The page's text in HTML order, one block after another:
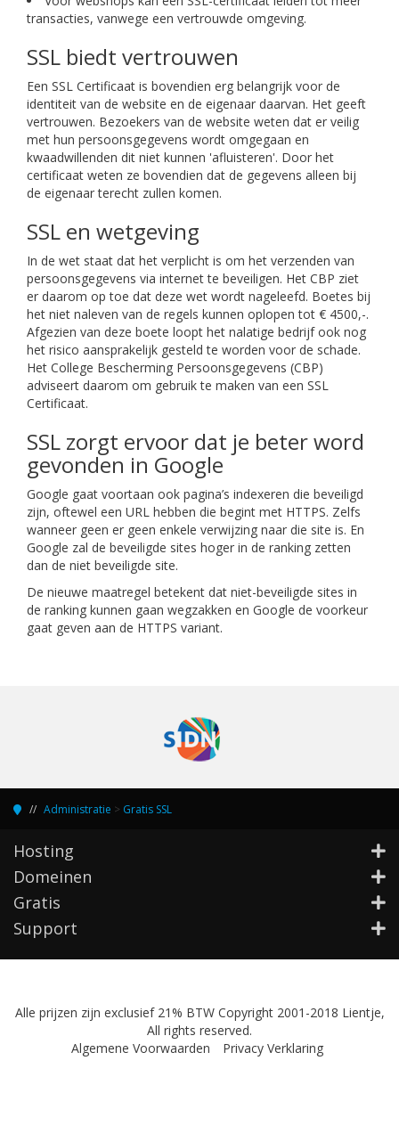
transacties, vanwege een vertrouwde omgeving.
SSL biedt vertrouwen
Een SSL Certificaat is bovendien erg belangrijk voor de
identiteit van de website en de eigenaar daarvan. Het geeft
vertrouwen. Bezoekers van de website weten dat er veilig
met hun persoonsgegevens wordt omgegaan en
kwaadwillenden dit niet kunnen 'afluisteren'. Door het
certificaat weten ze bovendien dat de gegevens alleen bij
de eigenaar terecht zullen komen.
SSL en wetgeving
In de wet staat dat het verplicht is om het verzenden van
persoonsgegevens via internet te beveiligen. Het CBP ziet
er daarom op toe dat deze wet wordt nageleefd. Boetes bij
het niet naleven van de regels kunnen oplopen tot € 4500,-.
Afgezien van deze boete loopt het nalatige bedrijf ook nog
het risico aansprakelijk gesteld te worden voor de schade.
Het College Bescherming Persoonsgegevens (CBP)
adviseert daarom om gebruik te maken van een SSL
Certificaat.
SSL zorgt ervoor dat je beter word
gevonden in Google
Google gaat voortaan ook pagina’s indexeren die beveiligd
zijn, oftewel een URL hebben die begint met HTTPS. Zelfs
wanneer geen er geen enkele verwijzing naar die site is. En
Google zal de beveiligde sites hoger in de ranking zetten
dan de niet beveiligde site.
De nieuwe maatregel betekent dat niet-beveiligde sites in
de ranking kunnen gaan wegzakken en Google de voorkeur
gaat geven aan de HTTPS variant.
Administratie > Gratis SSL
Hosting
Domeinen
Gratis
Support
Alle prijzen zijn exclusief 21% BTW Copyright 2001-2018 Lientje,
All rights reserved.
Algemene Voorwaarden
Privacy Verklaring